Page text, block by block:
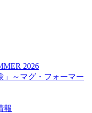
2026
」～マグ・フォーマー
報